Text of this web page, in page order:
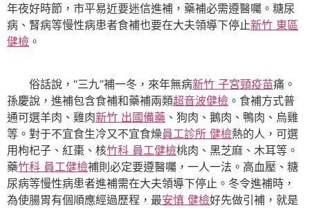
年夜好時節，市平易近要迷信進補，藥補必需遵醫囑。糖尿
病、腎病等慢性病患者食補也要在大夫領導下停止新竹 東區
健檢 。
俗話說，“三九”補一冬，來年無病新竹 子宮頸疫苗痛。
孫慶說，進補包含食補和藥補兩類超音波健檢 。食補方式普
通可選羊肉、雞肉新竹 出國備藥 、狗肉、鵝肉、鴨肉、烏雞
等。對于不宜食生冷又不宜食燥員工診所 健檢熱的人，可選
用枸杞子、紅棗、核竹科 員工健檢桃肉、黑芝麻、木耳等。
藥竹科 員工健檢補則必定要遵醫囑，一人一法。高血壓、糖
尿病等慢性病患者進補需在大夫領導下停止。冬令進補時，
為使腸胃有個順應經過歷程，最安慎 健檢好先做引補，就是